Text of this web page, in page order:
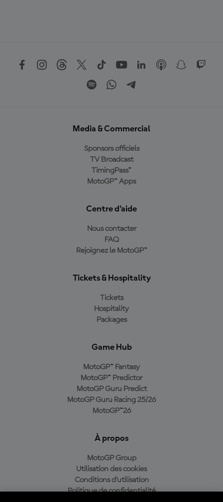
Media & Commercial
Sponsors officiels
TV Broadcast
TimingPass™
MotoGP™ Apps
Centre d'aide
Nous contacter
FAQ
Rejoignez le MotoGP™
Tickets & Hospitality
Tickets
Hospitality
Packages
Game Hub
MotoGP™ Fantasy
MotoGP™ Predictor
MotoGP Guru Predict
MotoGP Guru Racing 25/26
MotoGP™26
À propos
MotoGP Group
Utilisation des cookies
Conditions d'utilisation
Politique de confidentialité